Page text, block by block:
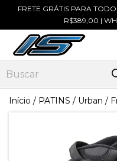
FRETE GRÁTIS PARA
R$389,00 |
Início / PATINS / Urban /